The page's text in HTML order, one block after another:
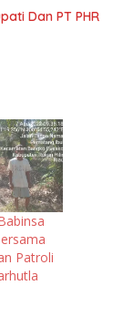
Dan PT PHR
Patroli